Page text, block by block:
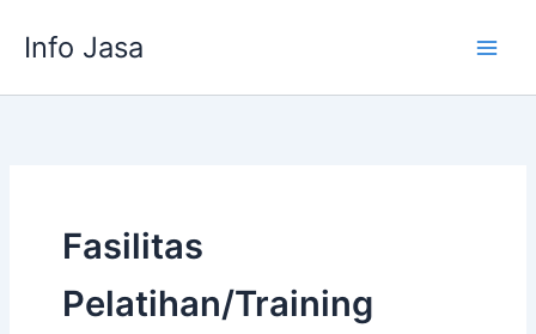
Info Jasa
Fasilitas
Pelatihan/Training